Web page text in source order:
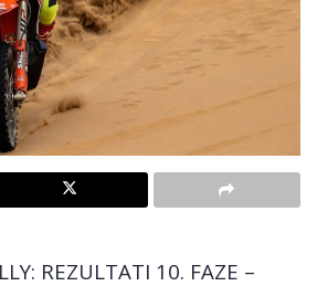
REZULTATI 10. FAZE –